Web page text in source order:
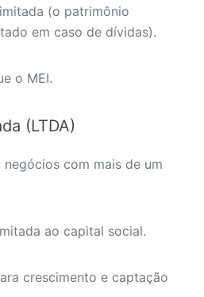
(o patrimônio
em caso de dívidas).
o MEI.
(LTDA)
com mais de um
ao capital social.
crescimento e captação